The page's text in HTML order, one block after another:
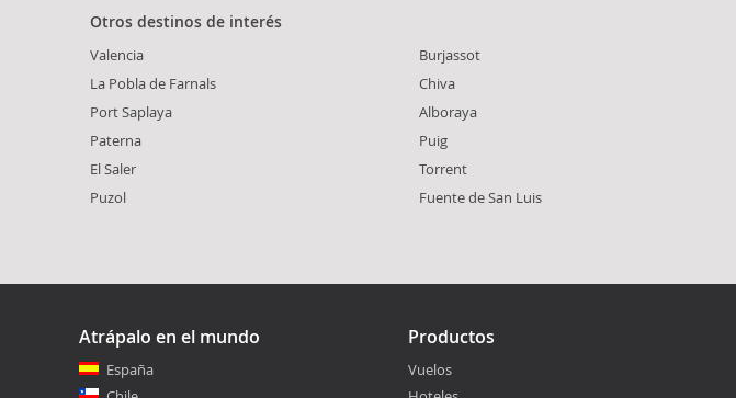
Otros destinos de interés
Valencia
La Pobla de Farnals
Port Saplaya
Paterna
El Saler
Puzol
Burjassot
Chiva
Alboraya
Puig
Torrent
Fuente de San Luis
Atrápalo en el mundo
España
Productos
Vuelos